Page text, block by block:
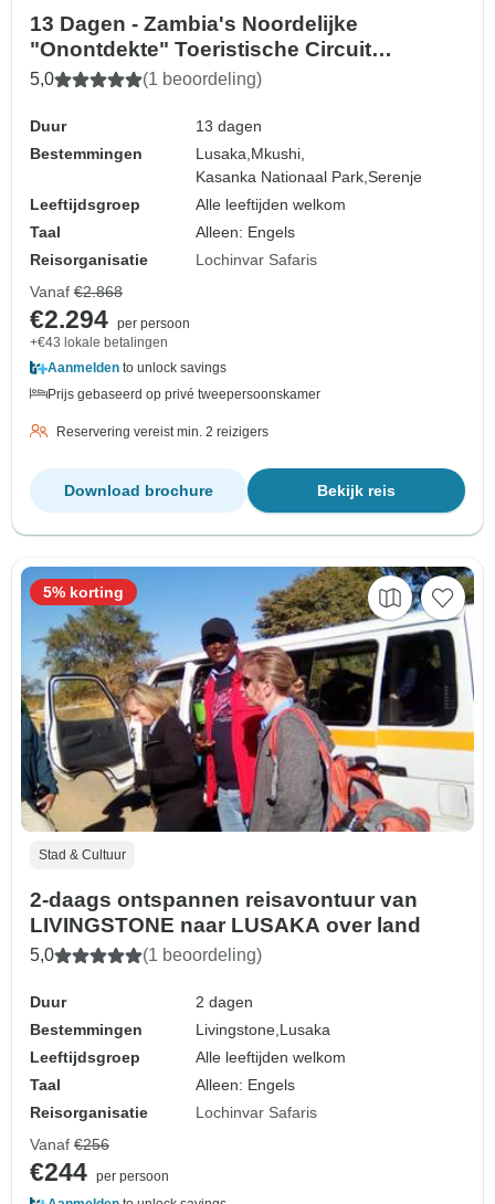
13 Dagen - Zambia's Noordelijke
"Onontdekte" Toeristische Circuit
Watervallen Avontuurlijke Rondreis
5,0 (1 beoordeling)
Duur
13 dagen
Bestemmingen
Lusaka,Mkushi,
Kasanka Nationaal Park,Serenje
Leeftijdsgroep
Alle leeftijden welkom
Taal
Alleen: Engels
Reisorganisatie
Lochinvar Safaris
Vanaf €2.868
€2.294 per persoon
+€43 lokale betalingen
Aanmelden to unlock savings
Prijs gebaseerd op privé tweepersoonskamer
Reservering vereist min. 2 reizigers
Bekijk reis
Download brochure
Stad & Cultuur
2-daags ontspannen reisavontuur van
LIVINGSTONE naar LUSAKA over land
5,0 (1 beoordeling)
Duur
2 dagen
Bestemmingen
Livingstone, Lusaka
Leeftijdsgroep
Alle leeftijden welkom
Taal
Alleen: Engels
Reisorganisatie
Lochinvar Safaris
5% korting
Vanaf €256
€244 per persoon